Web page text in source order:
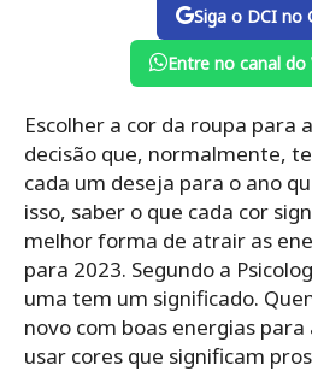
Siga o DCI no
Entre no canal do
Escolher a cor da roupa para
decisão que, normalmente,
cada um deseja para o ano
isso, saber o que cada cor
melhor forma de atrair as
para 2023. Segundo a
uma tem um significado.
novo com boas energias
usar cores que significam